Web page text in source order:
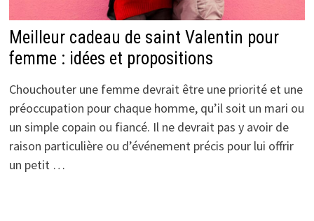
Meilleur cadeau de saint Valentin pour
femme : idées et propositions
Chouchouter une femme devrait être une priorité et une
préoccupation pour chaque homme, qu’il soit un mari ou
un simple copain ou fiancé. Il ne devrait pas y avoir de
raison particulière ou d’événement précis pour lui offrir
un petit …